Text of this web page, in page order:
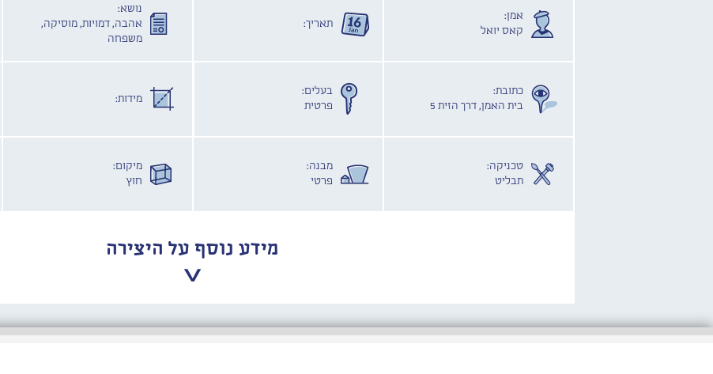
אמן:
קאס יואל
תאריך:
נושא:
אהבה, דמויות, מוסיקה,
משפחה
כתובת:
בית האמן, דרך הזית 5
בעלים:
פרטית
מידות:
טכניקה:
תבליט
מבנה:
פרטי
מיקום:
חוץ
מידע נוסף על היצירה